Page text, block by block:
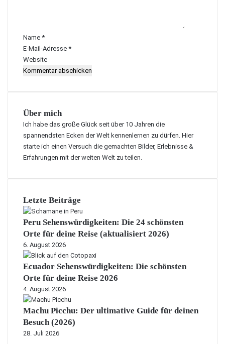
r
*
Name *
E-Mail-Adresse *
Website
Über mich
Ich habe das große Glück seit über 10 Jahren die
spannendsten Ecken der Welt kennenlernen zu dürfen. Hier
starte ich einen Versuch die gemachten Bilder, Erlebnisse &
Erfahrungen mit der weiten Welt zu teilen.
Letzte Beiträge
Peru Sehenswürdigkeiten: Die 24 schönsten
Orte für deine Reise (aktualisiert 2026)
6. August 2026
Ecuador Sehenswürdigkeiten: Die schönsten
Orte für deine Reise 2026
4. August 2026
Machu Picchu: Der ultimative Guide für deinen
Besuch (2026)
28. Juli 2026